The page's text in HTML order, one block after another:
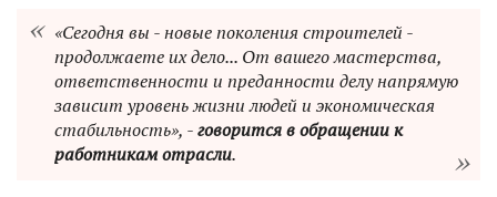
«Сегодня вы - новые поколения строителей -
продолжаете их дело... От вашего мастерства,
ответственности и преданности делу напрямую
зависит уровень жизни людей и экономическая
стабильность», -говорится в обращении к
работникам отрасли.